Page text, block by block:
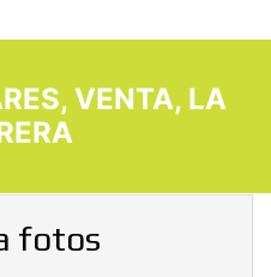
VENTA, LA
fotos